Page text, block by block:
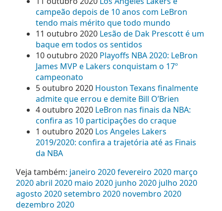
campeão depois de 10 anos com LeBron
tendo mais mérito que todo mundo
11 outubro 2020 Lesão de Dak Prescott é um
baque em todos os sentidos
10 outubro 2020 Playoffs NBA 2020: LeBron
James MVP e Lakers conquistam o 17º
campeonato
5 outubro 2020 Houston Texans finalmente
admite que errou e demite Bill O’Brien
4 outubro 2020 LeBron nas finais da NBA:
confira as 10 participações do craque
1 outubro 2020 Los Angeles Lakers
2019/2020: confira a trajetória até as Finais
da NBA
Veja também: janeiro 2020fevereiro 2020 março
2020abril 2020 maio 2020 junho 2020 julho 2020
agosto 2020setembro 2020 novembro 2020
dezembro 2020